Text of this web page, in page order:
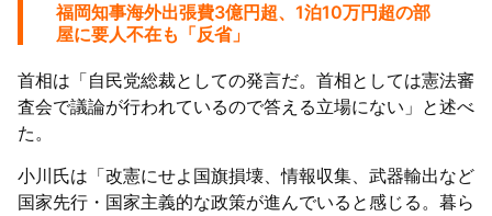
福岡知事海外出張費3億円超、1泊10万円超の部
屋に要人不在も「反省」
首相は「自民党総裁としての発言だ。首相としては憲法審
査会で議論が行われているので答える立場にない」と述べ
た。
小川氏は「改憲にせよ国旗損壊、情報収集、武器輸出など
国家先行・国家主義的な政策が進んでいると感じる。暮ら